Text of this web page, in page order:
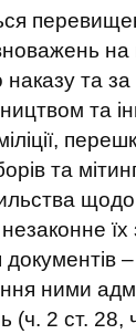
на
наказу та
та
та
щодо
незаконне
ними
(ч. 2 ст. 28,